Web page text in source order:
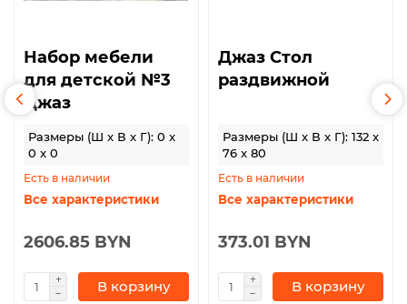
Набор мебели
для детской №3
Джаз
Размеры (Ш x В x Г): 0 x
0 x 0
Есть в наличии
Все характеристики
2606.85 BYN
В корзину
Джаз Стол
раздвижной
Размеры (Ш x В x Г): 132 x
76 x 80
Есть в наличии
Все характеристики
373.01 BYN
В корзину